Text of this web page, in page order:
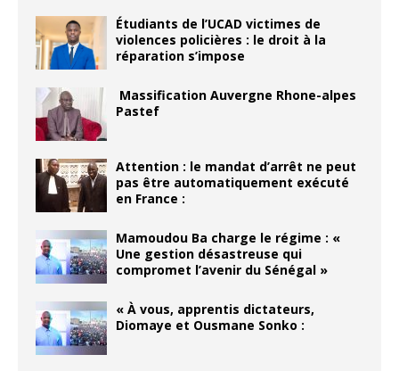
Étudiants de l’UCAD victimes de
violences policières : le droit à la
réparation s’impose
Massification Auvergne Rhone-alpes
Pastef
Attention : le mandat d’arrêt ne peut
pas être automatiquement exécuté
en France :
Mamoudou Ba charge le régime : «
Une gestion désastreuse qui
compromet l’avenir du Sénégal »
« À vous, apprentis dictateurs,
Diomaye et Ousmane Sonko :